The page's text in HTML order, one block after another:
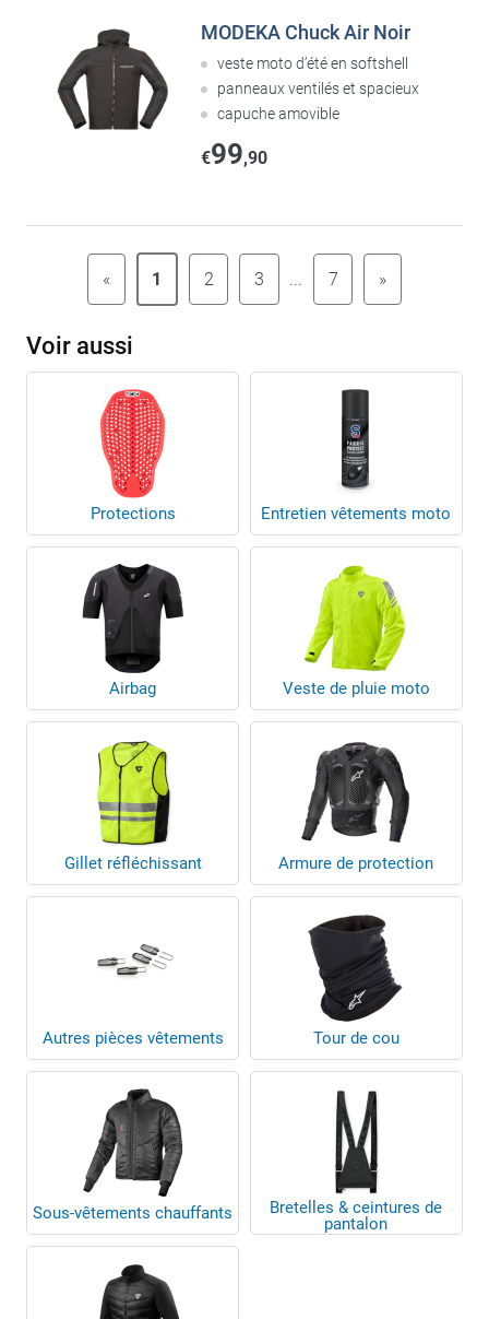
MODEKA Chuck Air Noir
veste moto d’été en softshell
panneaux ventilés et spacieux
capuche amovible
€99,90
« 1 2 3 ... 7 »
Voir aussi
Protections Entretien vêtements moto
Airbag Veste de pluie moto
Gillet réfléchissant Armure de protection
Autres pièces vêtements Tour de cou
Sous-vêtements chauffants
Bretelles & ceintures de
pantalon